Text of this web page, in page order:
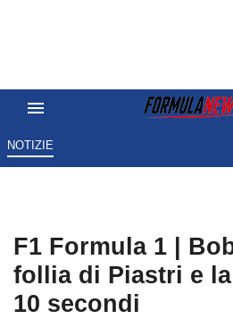
NOTIZIE
F1 Formula 1 |
follia di Piastri e
10 secondi